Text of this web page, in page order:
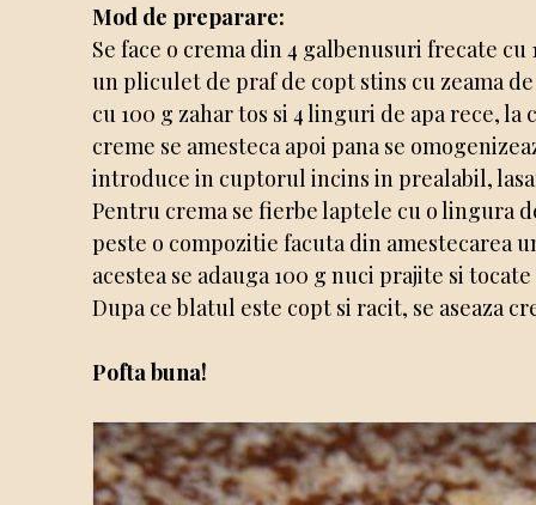
Mod de preparare:
Se face o crema din 4 galbenusuri frecate cu
un pliculet de praf de copt stins cu zeama
cu 100 g zahar tos si 4 linguri de apa rece, la
creme se amesteca apoi pana se
introduce in cuptorul incins in prealabil,
Pentru crema se fierbe laptele cu o lingura
peste o compozitie facuta din amestecarea
acestea se adauga 100 g nuci prajite si
Dupa ce blatul este copt si racit, se aseaza
Pofta buna!